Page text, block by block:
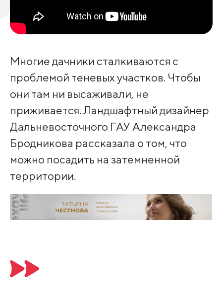
Многие дачники сталкиваются с
проблемой теневых участков. Чтобы
они там ни высаживали, не
приживается. Ландшафтный дизайнер
Дальневосточного ГАУ Александра
Бродникова рассказала о том, что
можно посадить на затемненной
территории.